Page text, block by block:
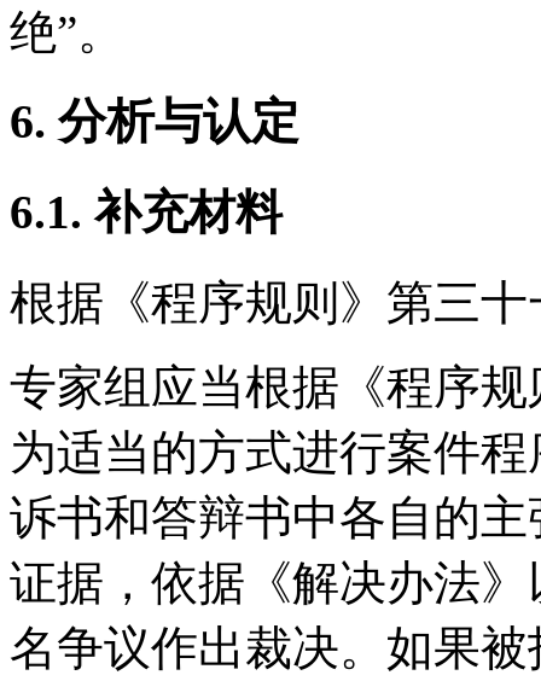
绝”。
6. 分析与认定
6.1. 补充材料
根据《程序规则》第三
专家组应当根据《程序
为适当的方式进行案件
诉书和答辩书中各自的
证据，依据《解决办法
名争议作出裁决。如果